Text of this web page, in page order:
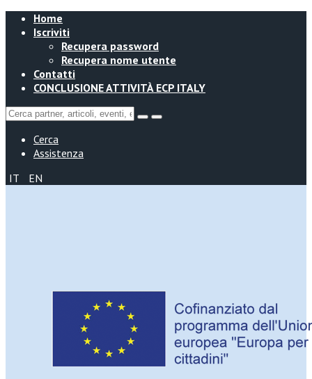
Home
Iscriviti
Recupera password
Recupera nome utente
Contatti
CONCLUSIONE ATTIVITÀ ECP ITALY
Cerca
Assistenza
IT
EN